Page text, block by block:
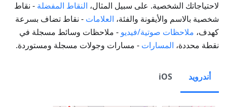
لاحتياجاتك الشخصية. على سبيل المثال، النقاط المفضلة - نقاط
شخصية بالاسم والأيقونة والفئة، العلامات - نقاط تضاف بسرعة
كهدف، ملاحظات صوتية/فيديو - ملاحظات وسائط مسجلة في
نقطة محددة، المسارات - مسارات وجولات مسجلة ومستوردة.
أندرويد iOS